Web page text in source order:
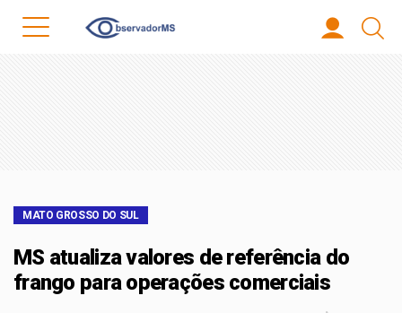
MATO GROSSO DO SUL
MS atualiza valores de referência do
frango para operações comerciais